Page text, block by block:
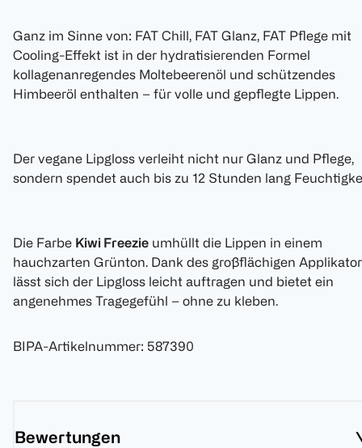
Ganz im Sinne von: FAT Chill, FAT Glanz, FAT Pflege mit
Cooling-Effekt ist in der hydratisierenden Formel
kollagenanregendes Moltebeerenöl und schützendes
Himbeeröl enthalten – für volle und gepflegte Lippen.
Der vegane Lipgloss verleiht nicht nur Glanz und Pflege,
sondern spendet auch bis zu 12 Stunden lang
Die Farbe Kiwi Freezie umhüllt die Lippen in einem
hauchzarten Grünton. Dank des großflächigen
lässt sich der Lipgloss leicht auftragen und bietet ein
angenehmes Tragegefühl – ohne zu kleben.
BIPA-Artikelnummer: 587390
Bewertungen